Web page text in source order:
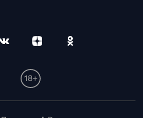
18+